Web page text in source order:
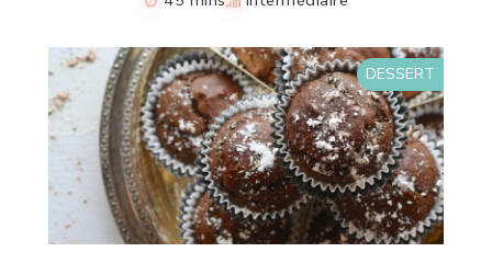
DESSERT